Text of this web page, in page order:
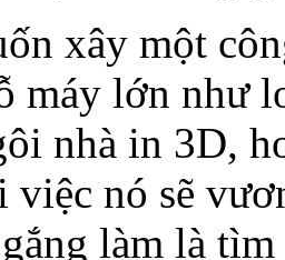
xây một
máy lớn như
nhà in 3D,
việc nó sẽ
làm là